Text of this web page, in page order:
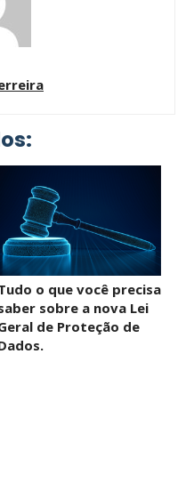
o que você precisa
sobre a nova Lei
de Proteção de